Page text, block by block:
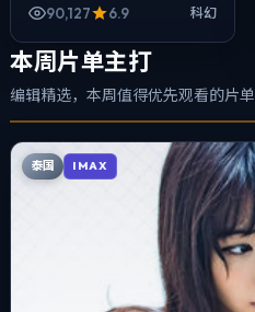
90,127 6.9 科幻
本周片单主打
编辑精选，本周值得优先观看的片单
泰国 IMAX